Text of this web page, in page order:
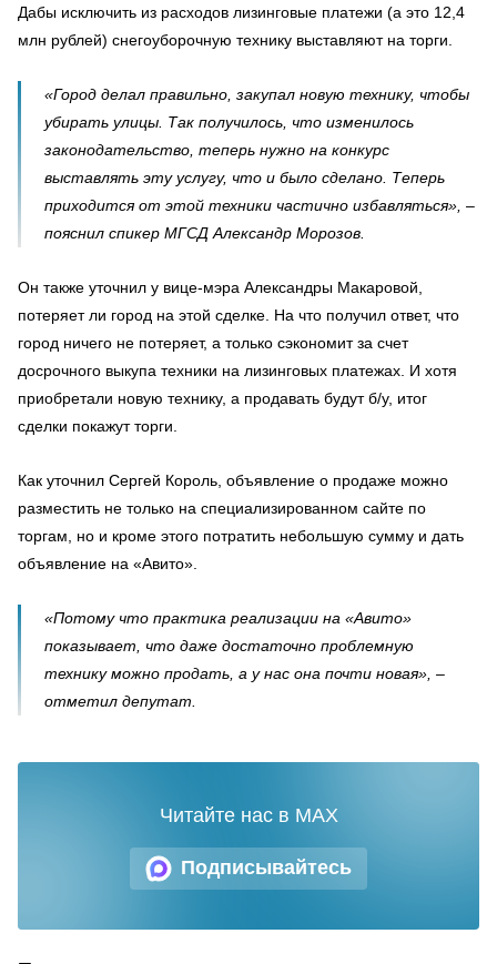
Дабы исключить из расходов лизинговые платежи (а это 12,4
млн рублей) снегоуборочную технику выставляют на торги.
«Город делал правильно, закупал новую технику, чтобы
убирать улицы. Так получилось, что изменилось
законодательство, теперь нужно на конкурс
выставлять эту услугу, что и было сделано. Теперь
приходится от этой техники частично избавляться», –
пояснил спикер МГСД Александр Морозов.
Он также уточнил у вице-мэра Александры Макаровой,
потеряет ли город на этой сделке. На что получил ответ, что
город ничего не потеряет, а только сэкономит за счет
досрочного выкупа техники на лизинговых платежах. И хотя
приобретали новую технику, а продавать будут б/у, итог
сделки покажут торги.
Как уточнил Сергей Король, объявление о продаже можно
разместить не только на специализированном сайте по
торгам, но и кроме этого потратить небольшую сумму и дать
объявление на «Авито».
«Потому что практика реализации на «Авито»
показывает, что даже достаточно проблемную
технику можно продать, а у нас она почти новая», –
отметил депутат.
Подписывайтесь
Читайте нас в MAX